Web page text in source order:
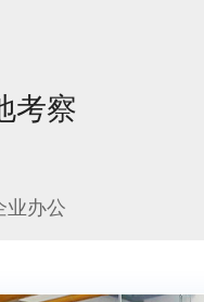
考察
业办公